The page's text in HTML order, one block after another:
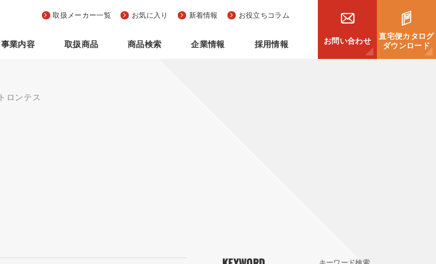
事業内容 取扱商品 商品検索 企業情報 採用情報
取扱メーカー一覧 お気に入り 新着情報 お役立ちコラム
お問い合わせ
直宅便カタログ
ダウンロード
トロンテス